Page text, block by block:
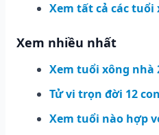
Xem tất cả các tuổi
Xem nhiều nhất
Xem tuổi xông nhà
Tử vi trọn đời 12
Xem tuổi nào hợp